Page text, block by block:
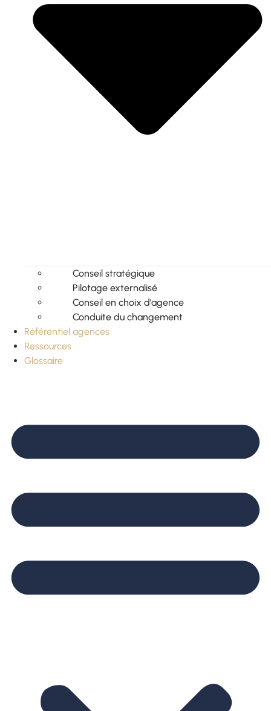
Conseil stratégique
Pilotage externalisé
Conseil en choix d’agence
Conduite du changement
Référentiel agences
Ressources
Glossaire